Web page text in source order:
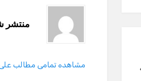
مشاهده تمامی مطالب علی